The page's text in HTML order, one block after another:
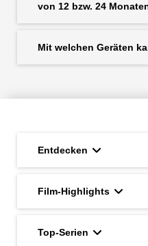
von 12 bzw. 24
Mit welchen Geräten
Entdecken
Film-Highlights
Top-Serien